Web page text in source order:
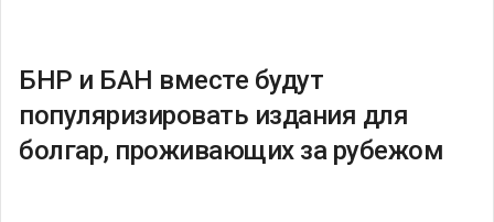
БНР и БАН вместе будут
популяризировать издания для
болгар, проживающих за рубежом